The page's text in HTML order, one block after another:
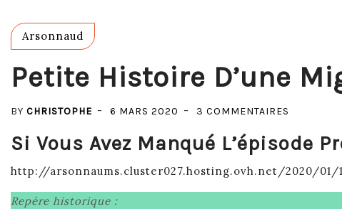
Arsonnaud
Petite Histoire D’une
BY CHRISTOPHE 6 MARS 2020 3 COMMENTAIRES
HISTOIRE
D’UNE
Si Vous Avez Manqué L’épisode
http://arsonnaums.cluster027.hosting.ovh.net/2020/
Repère historique :